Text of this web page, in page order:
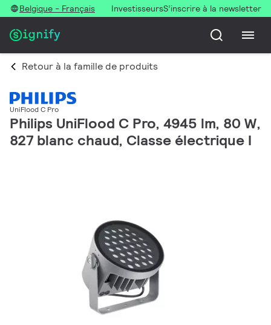
Belgique - Français InvestisseursS’inscrire à la newsletter
Retour à la famille de produits
UniFlood C Pro
Philips UniFlood C Pro, 4945 lm, 80 W,
827 blanc chaud, Classe électrique I